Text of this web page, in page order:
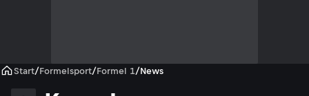
Start/Formelsport/Formel 1/News